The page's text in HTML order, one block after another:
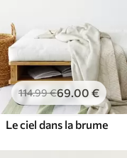
114.99€69 .00 €
Le ciel dans la brume